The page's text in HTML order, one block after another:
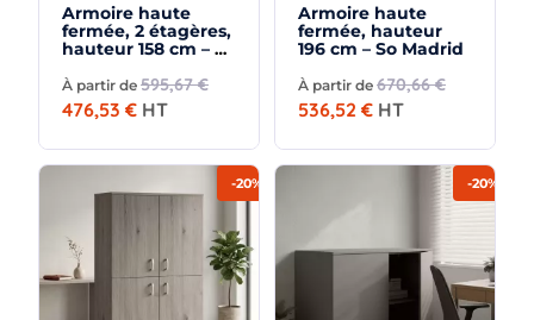
Armoire haute
fermée, 2 étagères,
hauteur 158 cm – So
À partir de 595,67 €
476,53 € HT
Armoire haute
fermée, hauteur
196 cm – So Madrid
À partir de 670,66 €
536,52 € HT
-20% -20%